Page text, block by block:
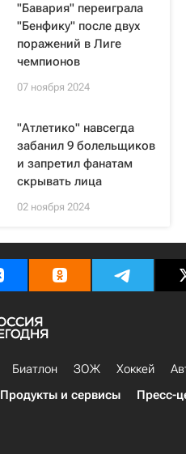
"Бавария" переиграла
"Бенфику" после двух
поражений в Лиге
чемпионов
07 ноября 2024
"Атлетико" навсегда
забанил 9 болельщиков
и запретил фанатам
скрывать лица
02 ноября 2024
Биатлон ЗОЖ Хоккей
Продукты и сервисы Пресс-